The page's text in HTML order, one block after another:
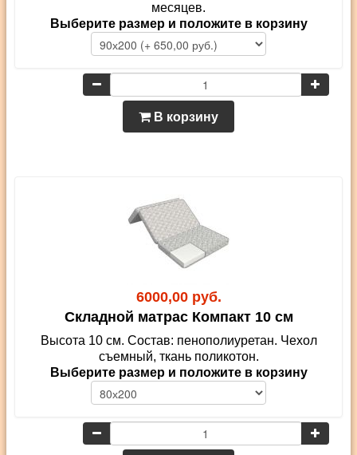
месяцев.
Выберите размер и положите в корзину
В корзину
6000,00 руб.
Складной матрас Компакт 10 см
Высота 10 см. Состав: пенополиуретан. Чехол
съемный, ткань поликотон.
Выберите размер и положите в корзину